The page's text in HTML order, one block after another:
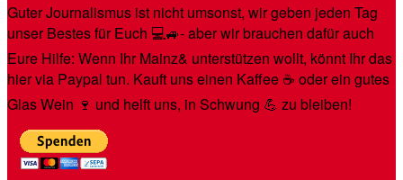
Guter Journalismus ist nicht umsonst, wir geben jeden Tag
unser Bestes für Euch 💻🚙- aber wir brauchen dafür auch
Eure Hilfe: Wenn Ihr Mainz& unterstützen wollt, könnt Ihr das
hier via Paypal tun. Kauft uns einen Kaffee ☕️ oder ein gutes
Glas Wein 🍷 und helft uns, in Schwung 💪 zu bleiben!